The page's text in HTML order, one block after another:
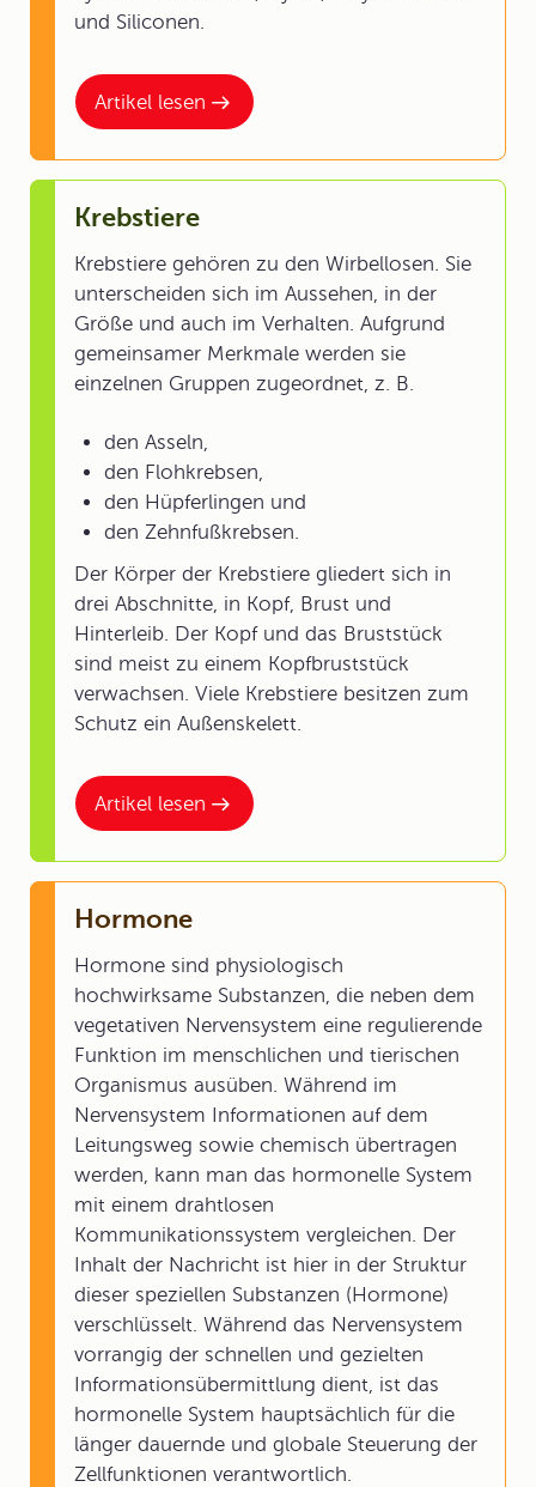
Artikel lesen
und Siliconen.
Artikel lesen
Krebstiere
Krebstiere gehören zu den Wirbellosen. Sie
unterscheiden sich im Aussehen, in der
Größe und auch im Verhalten. Aufgrund
gemeinsamer Merkmale werden sie
einzelnen Gruppen zugeordnet, z. B.
den Asseln,
den Flohkrebsen,
den Hüpferlingen und
den Zehnfußkrebsen.
Der Körper der Krebstiere gliedert sich in
drei Abschnitte, in Kopf, Brust und
Hinterleib. Der Kopf und das Bruststück
sind meist zu einem Kopfbruststück
verwachsen. Viele Krebstiere besitzen zum
Schutz ein Außenskelett.
Hormone
Hormone sind physiologisch
hochwirksame Substanzen, die neben dem
vegetativen Nervensystem eine regulierende
Funktion im menschlichen und tierischen
Organismus ausüben. Während im
Nervensystem Informationen auf dem
Leitungsweg sowie chemisch übertragen
werden, kann man das hormonelle System
mit einem drahtlosen
Kommunikationssystem vergleichen. Der
Inhalt der Nachricht ist hier in der Struktur
dieser speziellen Substanzen (Hormone)
verschlüsselt. Während das Nervensystem
vorrangig der schnellen und gezielten
Informationsübermittlung dient, ist das
hormonelle System hauptsächlich für die
länger dauernde und globale Steuerung der
Zellfunktionen verantwortlich.